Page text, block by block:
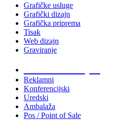
Grafičke usluge
Grafički dizajn
Grafička priprema
Tisak
Web dizajn
Graviranje
Reklamni
Konferencijski
Uredski
Ambalaža
Pos / Point of Sale